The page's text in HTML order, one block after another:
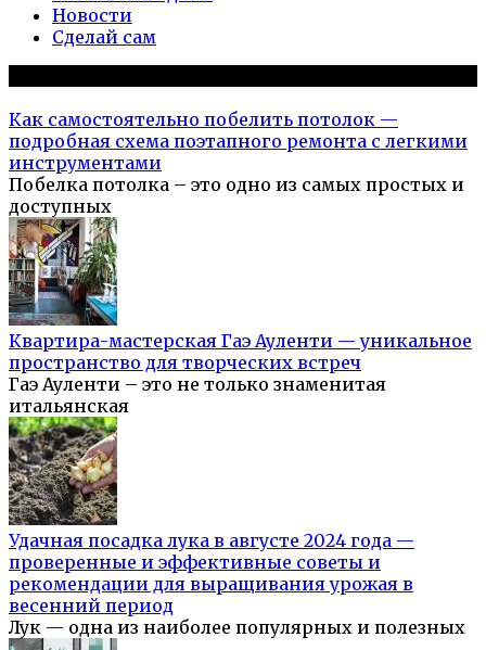
Новости
Сделай сам
Как самостоятельно побелить потолок —
подробная схема поэтапного ремонта с легкими
инструментами
Побелка потолка – это одно из самых простых и
доступных
Квартира-мастерская Гаэ Ауленти — уникальное
пространство для творческих встреч
Гаэ Ауленти – это не только знаменитая
итальянская
Удачная посадка лука в августе 2024 года —
проверенные и эффективные советы и
рекомендации для выращивания урожая в
весенний период
Лук — одна из наиболее популярных и полезных